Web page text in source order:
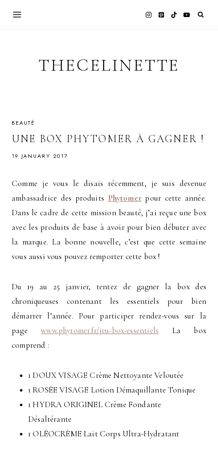
THECELINETTE
BEAUTÉ
UNE BOX PHYTOMER À GAGNER !
19 JANUARY 2017
Comme je vous le disais récemment, je suis devenue
ambassadrice des produits Phytomerpour cette année.
Dans le cadre de cette mission beauté, j’ai reçue une box
avec les produits de base à avoir pour bien débuter avec
la marque. La bonne nouvelle, c’est que cette semaine
vous aussi vous pouvez remporter cette box !
Du 19 au 25 janvier, tentez de gagner la box des
chroniqueuses contenant les essentiels pour bien
démarrer l’année. Pour participer rendez-vous sur la
pagewww.phytomer.fr/jeu-box-essentiels La box
comprend :
1 DOUX VISAGE Crème Nettoyante Veloutée
1 ROSÉE VISAGE Lotion Démaquillante Tonique
1 HYDRA ORIGINEL Crème Fondante
Désaltérante
1 OLÉOCRÈME Lait Corps Ultra-Hydratant